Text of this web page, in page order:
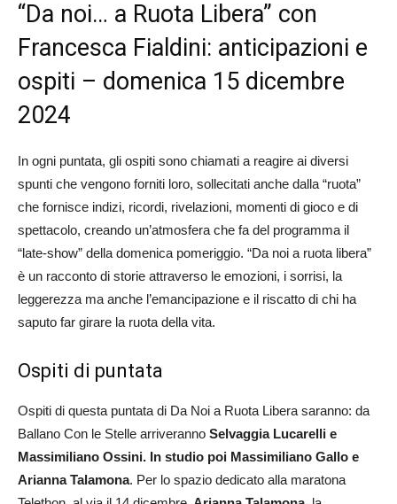
“Da noi… a Ruota Libera” con
Francesca Fialdini: anticipazioni e
ospiti – domenica 15 dicembre
2024
In ogni puntata, gli ospiti sono chiamati a reagire ai diversi
spunti che vengono forniti loro, sollecitati anche dalla “ruota”
che fornisce indizi, ricordi, rivelazioni, momenti di gioco e di
spettacolo, creando un’atmosfera che fa del programma il
“late-show” della domenica pomeriggio. “Da noi a ruota libera”
è un racconto di storie attraverso le emozioni, i sorrisi, la
leggerezza ma anche l’emancipazione e il riscatto di chi ha
saputo far girare la ruota della vita.
Ospiti di puntata
Ospiti di questa puntata di Da Noi a Ruota Libera saranno: da
Ballano Con le Stelle arriveranno Selvaggia Lucarelli e
Massimiliano Ossini. In studio poi Massimiliano Gallo e
Arianna Talamona. Per lo spazio dedicato alla maratona